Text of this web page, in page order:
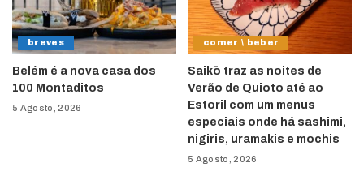
breves
Belém é a nova casa dos
100 Montaditos
5 Agosto, 2026
comer \ beber
Saikō traz as noites de
Verão de Quioto até ao
Estoril com um menus
especiais onde há sashimi,
nigiris, uramakis e mochis
5 Agosto, 2026